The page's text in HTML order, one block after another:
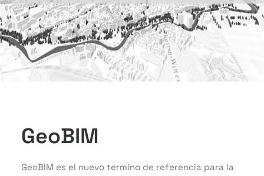
Search
GeoBIM
GeoBIM es el nuevo termino de referencia para la